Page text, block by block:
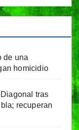
de una
homicidio
tras
recuperan